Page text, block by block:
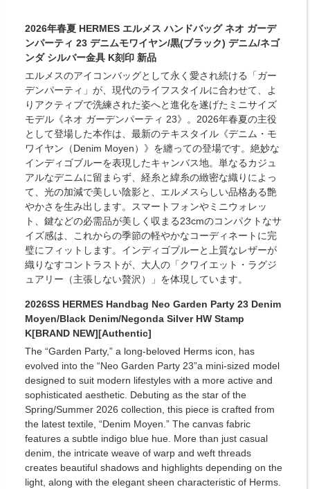
2026年春夏 HERMES エルメス ハンドバッグ ネオ ガーデ
ンパーティ 23 デニムモワイヤン/黒(ブラック) デニム/ネゴ
ンダ シルバー金具 K刻印 新品
エルメスのアイコンバッグとして永く愛され続ける「ガー
デンパーティ」が、現代のライフスタイルに合わせて、よ
りアクティブで洗練された姿へと進化を遂げたミニサイズ
モデル《ネオ ガーデンパーティ 23》。2026年春夏の主役
として登場した本作は、最新のテキスタイル《デニム・モ
ワイヤン（Denim Moyen）》を纏っての登場です。絶妙な
インディゴブルーを表現したキャンバス地。単なるカジュ
アルなデニムに留まらず、経糸と緯糸の緻密な織りによっ
て、光の加減で美しい陰影と、エルメスらしい品格ある艶
やかさを生み出します。スマートフォンやミニウォレッ
ト、鍵などの必需品が美しく収まる23cmのコンパクトなサ
イズ感は、これからの季節の軽やかなコーディネートに完
璧にフィットします。インディゴブルーと上質なレザーが
織りなすコントラストが、大人の「クワイエット・ラグジ
ュアリー（主張しない贅沢）」を体現しています。
2026SS HERMES Handbag Neo Garden Party 23 Denim
Moyen/Black Denim/Negonda Silver HW Stamp
K[BRAND NEW][Authentic]
The “Garden Party,” a long-beloved Herms icon, has
evolved into the “Neo Garden Party 23”a mini-sized model
designed to suit modern lifestyles with a more active and
sophisticated aesthetic. Debuting as the star of the
Spring/Summer 2026 collection, this piece is crafted from
the latest textile, “Denim Moyen.” The canvas fabric
features a subtle indigo blue hue. More than just casual
denim, the intricate weave of warp and weft threads
creates beautiful shadows and highlights depending on the
light, along with the elegant sheen characteristic of Herms.